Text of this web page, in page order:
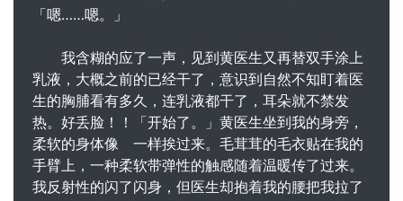
「嗯……嗯。」
我含糊的应了一声，见到黄医生又再替双手涂上
乳液，大概之前的已经干了，意识到自然不知盯着医
生的胸脯看有多久，连乳液都干了，耳朵就不禁发
热。好丢脸！！「开始了。」黄医生坐到我的身旁，
柔软的身体像 一样挨过来。毛茸茸的毛衣贴在我的
手臂上，一种柔软带弹性的触感随着温暖传了过来。
我反射性的闪了闪身，但医生却抱着我的腰把我拉了